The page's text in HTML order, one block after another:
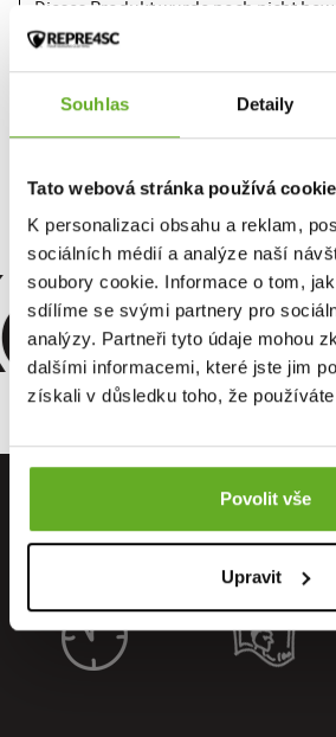
Souhlas Detaily
Tato webová stránka používá
K personalizaci obsahu a reklam,
sociálních médií a analýze naší
soubory cookie. Informace o tom,
sdílíme se svými partnery pro
analýzy. Partneři tyto údaje mohou
dalšími informacemi, které jste jim
získali v důsledku toho, že
Povolit vše
Upravit
Dieses Produkt wurde noch nicht
Um eine Bewertung hinzuzufügen,